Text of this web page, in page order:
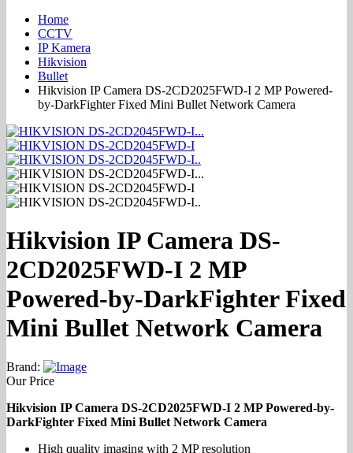
Home
CCTV
IP Kamera
Hikvision
Bullet
Hikvision IP Camera DS-2CD2025FWD-I 2 MP Powered-
by-DarkFighter Fixed Mini Bullet Network Camera
Hikvision IP Camera DS-
2CD2025FWD-I 2 MP
Powered-by-DarkFighter Fixed
Mini Bullet Network Camera
Brand:
Our Price
Hikvision IP Camera DS-2CD2025FWD-I 2 MP Powered-by-
DarkFighter Fixed Mini Bullet Network Camera
High quality imaging with 2 MP resolution